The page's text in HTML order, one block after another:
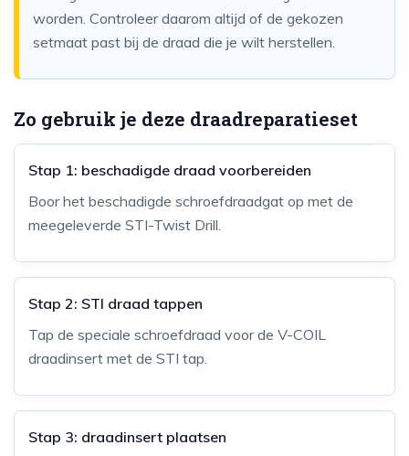
worden. Controleer daarom altijd of de gekozen
setmaat past bij de draad die je wilt herstellen.
Zo gebruik je deze draadreparatieset
Stap 1: beschadigde draad voorbereiden
Boor het beschadigde schroefdraadgat op met de
meegeleverde STI-Twist Drill.
Stap 2: STI draad tappen
Tap de speciale schroefdraad voor de V-COIL
draadinsert met de STI tap.
Stap 3: draadinsert plaatsen